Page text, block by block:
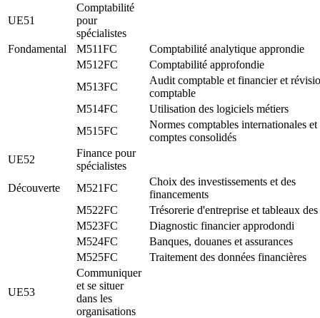
UE51
Comptabilité
pour
spécialistes
Fondamental
M511FC
Comptabilité analytique approndie
M512FC
Comptabilité approfondie
M513FC
Audit comptable et financier et
comptable
M514FC
Utilisation des logiciels métiers
M515FC
Normes comptables internationales et
comptes consolidés
UE52
Finance pour
spécialistes
Découverte
M521FC
Choix des investissements et des
financements
M522FC
Trésorerie d'entreprise et tableaux
M523FC
Diagnostic financier approdondi
M524FC
Banques, douanes et assurances
M525FC
Traitement des données financières
UE53
Communiquer
et se situer
dans les
organisations